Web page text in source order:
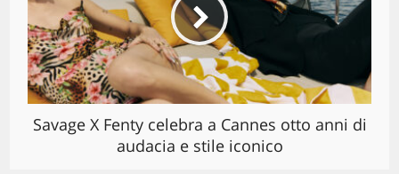
Savage X Fenty celebra a Cannes otto anni di
audacia e stile iconico